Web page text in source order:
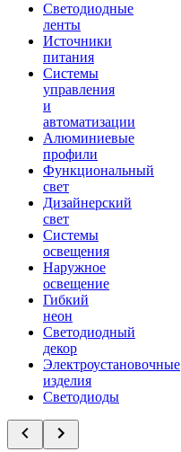
Светодиодные
ленты
Источники
питания
Системы
управления
и
автоматизации
Алюминиевые
профили
Функциональный
свет
Дизайнерский
свет
Системы
освещения
Наружное
освещение
Гибкий
неон
Светодиодный
декор
Электроустановочные
изделия
Светодиоды